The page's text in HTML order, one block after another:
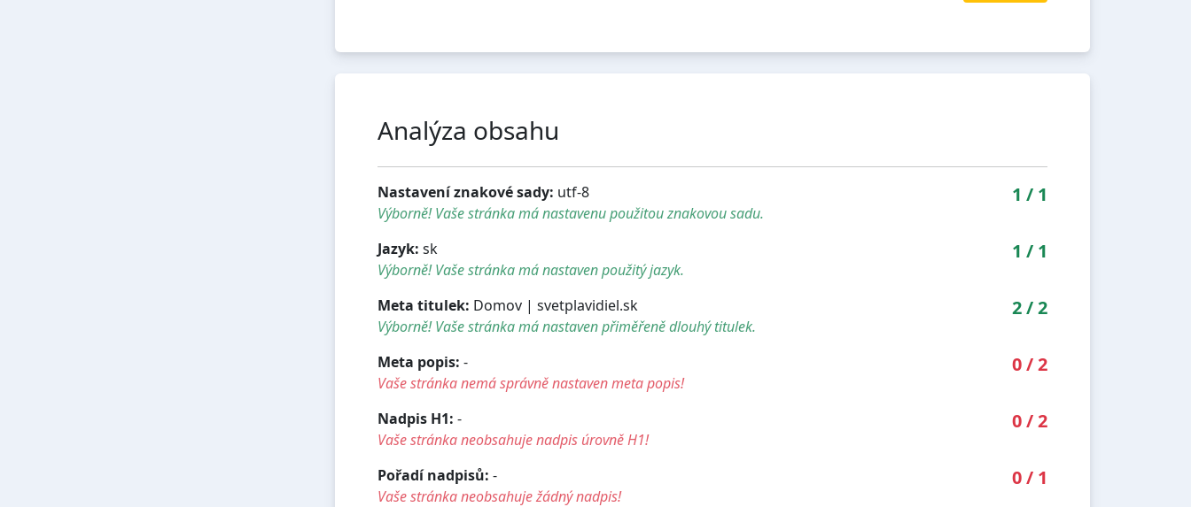
Analýza obsahu
Nastavení znakové sady: utf-8
Výborně! Vaše stránka má nastavenu použitou znakovou sadu.
1 / 1
Jazyk: sk
Výborně! Vaše stránka má nastaven použitý jazyk.
1 / 1
Meta titulek: Domov | svetplavidiel.sk
Výborně! Vaše stránka má nastaven přiměřeně dlouhý titulek.
2/2
Meta popis: -
Vaše stránka nemá správně nastaven meta popis!
0/2
Nadpis H1: -
Vaše stránka neobsahuje nadpis úrovně H1!
0/2
Pořadí nadpisů: -
Vaše stránka neobsahuje žádný nadpis!
0/ 1